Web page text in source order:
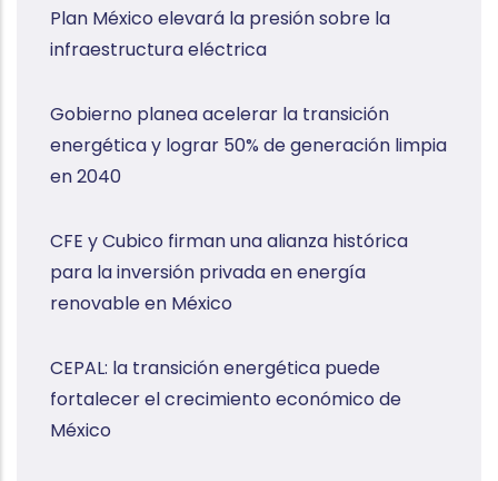
Plan México elevará la presión sobre la
infraestructura eléctrica
Gobierno planea acelerar la transición
energética y lograr 50% de generación limpia
en 2040
CFE y Cubico firman una alianza histórica
para la inversión privada en energía
renovable en México
CEPAL: la transición energética puede
fortalecer el crecimiento económico de
México